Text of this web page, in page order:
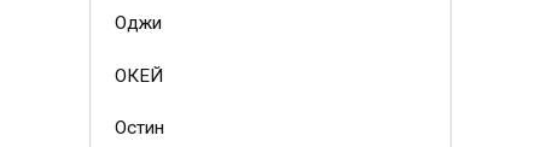
Оджи
ОКЕЙ
Остин